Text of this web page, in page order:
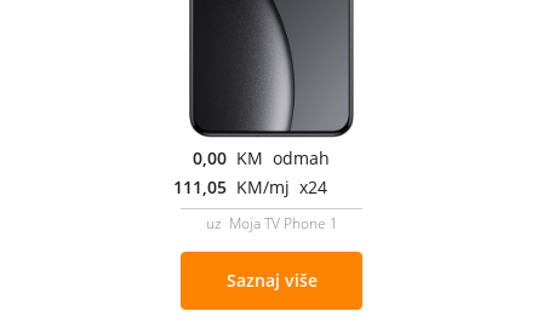
0,00 KM odmah
111,05 KM/mj x24
uz Moja TV Phone 1
Saznaj više